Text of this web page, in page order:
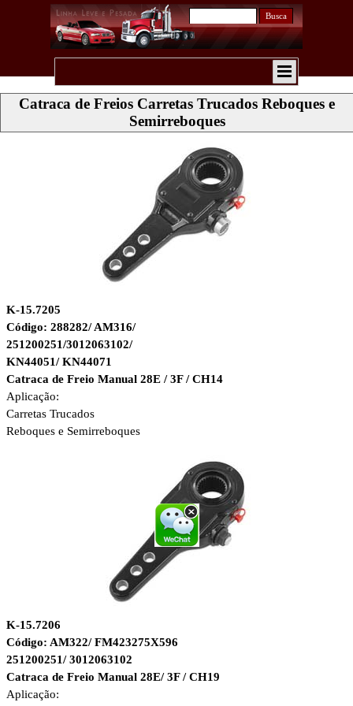
Busca
Catraca de Freios Carretas Trucados Reboques e
Semirreboques
K-15.7205
Código: 288282/ AM316/
251200251/3012063102/
KN44051/ KN44071
Catraca de Freio Manual 28E / 3F / CH14
Aplicação:
Carretas Trucados
Reboques e Semirreboques
K-15.7206
Código: AM322/ FM423275X596
251200251/ 3012063102
Catraca de Freio Manual 28E/ 3F / CH19
Aplicação: